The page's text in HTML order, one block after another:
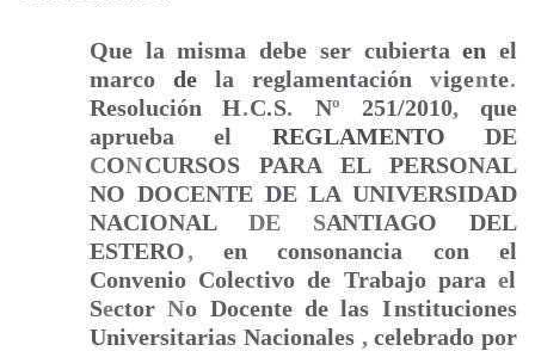
Que la misma debe ser cubiertaenel
marco de la reglamentación vigente.
ResoluciónH.C.S. Nº 251/2010,
que
aprueba el REGLAMENTODE
CONCURSOS PARA EL PERSONAL
NO DOCENTE DE LA UNIVERSIDAD
NACIONAL
DE SANTIAGO
DEL
ESTERO,en consonancia con el
Convenio Colectivo de Trabajo parael
SectorNo Docente de las Instituciones
Universitarias Nacionales ,celebrado por